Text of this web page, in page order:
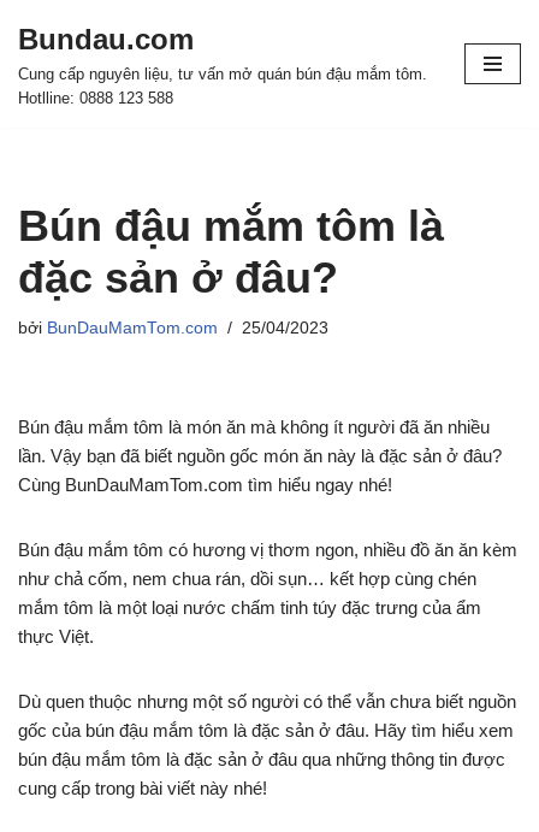
Chuyển
tới
Bundau.com
Cung cấp nguyên liệu, tư vấn mở quán bún đậu mắm tôm.
Hotlline: 0888 123 588
Bún đậu mắm tôm là
đặc sản ở đâu?
bởi BunDauMamTom.com 25/04/2023
Bún đậu mắm tôm là món ăn mà không ít người đã ăn nhiều
lần. Vậy bạn đã biết nguồn gốc món ăn này là đặc sản ở đâu?
Cùng BunDauMamTom.com tìm hiểu ngay nhé!
Bún đậu mắm tôm có hương vị thơm ngon, nhiều đồ ăn ăn kèm
như chả cốm, nem chua rán, dồi sụn… kết hợp cùng chén
mắm tôm là một loại nước chấm tinh túy đặc trưng của ẩm
thực Việt.
Dù quen thuộc nhưng một số người có thể vẫn chưa biết nguồn
gốc của bún đậu mắm tôm là đặc sản ở đâu. Hãy tìm hiểu xem
bún đậu mắm tôm là đặc sản ở đâu qua những thông tin được
cung cấp trong bài viết này nhé!